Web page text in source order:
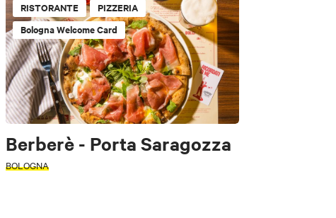
RISTORANTE
PIZZERIA
Bologna Welcome Card
Berberè - Porta Saragozza
BOLOGNA